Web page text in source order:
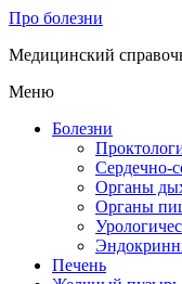
Про болезни
Медицинский
Меню
Болезни
Сердечно-
Органы
Органы
Печень